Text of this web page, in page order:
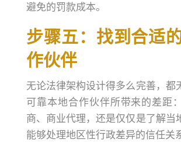
避免的罚款成本。
步骤五：找到合适
作伙伴
无论法律架构设计得多么完善，都
可靠本地合作伙伴所带来的差距
商、商业代理，还是仅仅是了解当
能够处理地区性行政差异的信任关